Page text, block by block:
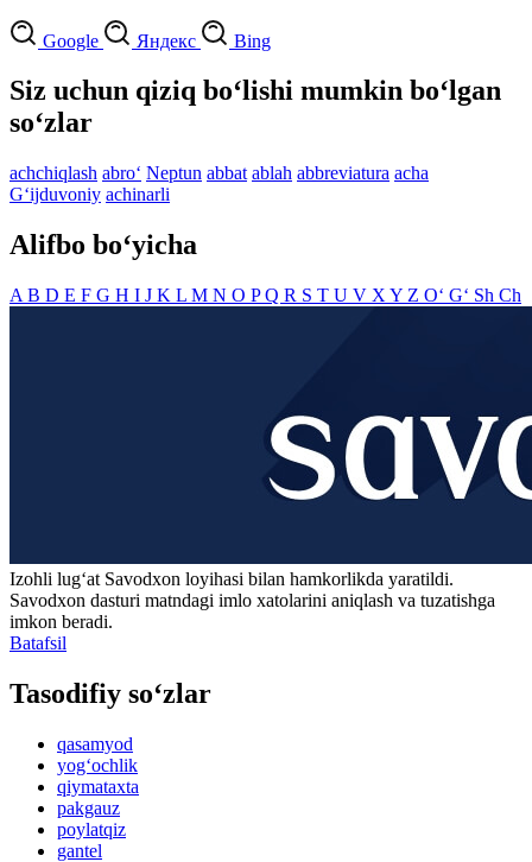
Google Яндекс Bing
Siz uchun qiziq bo‘lishi mumkin bo‘lgan
so‘zlar
achchiqlash abro‘ Neptun abbat ablah abbreviatura acha
G‘ijduvoniy achinarli
Alifbo bo‘yicha
A B D E F G H I J K L M N O PQ R S T U V X Y Z O‘ G‘ Sh Ch
Izohli lugʻat Savodxon loyihasi bilan hamkorlikda yaratildi.
Savodxon dasturi matndagi imlo xatolarini aniqlash va tuzatishga
imkon beradi.
Batafsil
Tasodifiy so‘zlar
qasamyod
yog‘ochlik
qiymataxta
pakgauz
poylatqiz
gantel